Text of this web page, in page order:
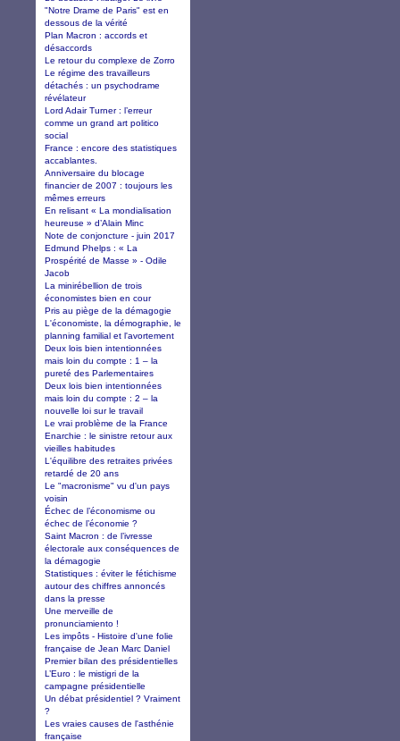
"Notre Drame de Paris" est en
dessous de la vérité
Plan Macron : accords et
désaccords
Le retour du complexe de Zorro
Le régime des travailleurs
détachés : un psychodrame
révélateur
Lord Adair Turner : l’erreur
comme un grand art politico
social
France : encore des statistiques
accablantes.
Anniversaire du blocage
financier de 2007 : toujours les
mêmes erreurs
En relisant « La mondialisation
heureuse » d’Alain Minc
Note de conjoncture - juin 2017
Edmund Phelps : « La
Prospérité de Masse » - Odile
Jacob
La minirébellion de trois
économistes bien en cour
Pris au piège de la démagogie
L'économiste, la démographie, le
planning familial et l'avortement
Deux lois bien intentionnées
mais loin du compte : 1 – la
pureté des Parlementaires
Deux lois bien intentionnées
mais loin du compte : 2 – la
nouvelle loi sur le travail
Le vrai problème de la France
Enarchie : le sinistre retour aux
vieilles habitudes
L'équilibre des retraites privées
retardé de 20 ans
Le "macronisme" vu d'un pays
voisin
Échec de l’économisme ou
échec de l’économie ?
Saint Macron : de l’ivresse
électorale aux conséquences de
la démagogie
Statistiques : éviter le fétichisme
autour des chiffres annoncés
dans la presse
Une merveille de
pronunciamiento !
Les impôts - Histoire d'une folie
française de Jean Marc Daniel
Premier bilan des présidentielles
L’Euro : le mistigri de la
campagne présidentielle
Un débat présidentiel ? Vraiment
?
Les vraies causes de l'asthénie
française